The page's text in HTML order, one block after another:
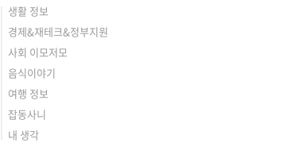
생활 정보
경제&재테크&정부지원
사회 이모저모
음식이야기
여행 정보
잡동사니
내 생각